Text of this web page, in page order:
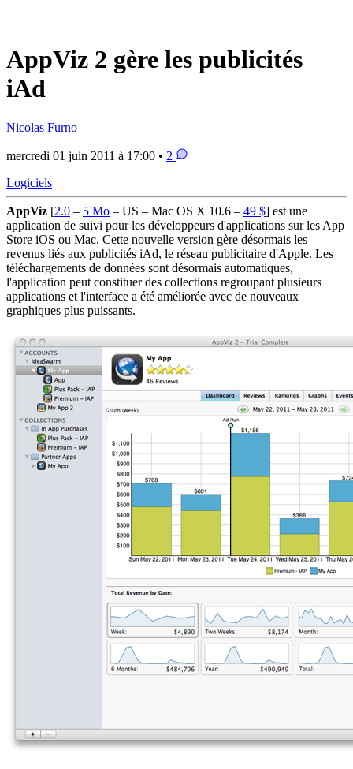
AppViz 2 gère les publicités
iAd
Nicolas Furno
mercredi 01 juin 2011 à 17:00 • 2
Logiciels
AppViz [2.0 – 5 Mo – US – Mac OS X 10.6 – 49 $] est une
application de suivi pour les développeurs d'applications sur les App
Store iOS ou Mac. Cette nouvelle version gère désormais les
revenus liés aux publicités iAd, le réseau publicitaire d'Apple. Les
téléchargements de données sont désormais automatiques,
l'application peut constituer des collections regroupant plusieurs
applications et l'interface a été améliorée avec de nouveaux
graphiques plus puissants.